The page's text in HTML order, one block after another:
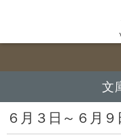
文
６月３日～６月９